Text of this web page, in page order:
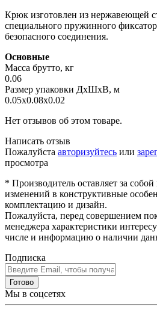
Крюк изготовлен из нержавеющей
специального пружинного
безопасного соединения.
Основные
Масса брутто, кг
0.06
Размер упаковки ДхШхВ, м
0.05x0.08x0.02
Нет отзывов об этом товаре.
Написать отзыв
Пожалуйста авторизуйтесь или
просмотра
* Производитель оставляет за
изменений в конструктивные
комплектацию и дизайн.
Пожалуйста, перед совершением
менеджера характеристики
числе и информацию о наличии
Подписка
Готово
Мы в соцсетях